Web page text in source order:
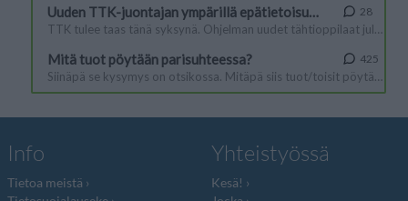
Info
Tietoa meistä
Yhteistyössä
Kesä!